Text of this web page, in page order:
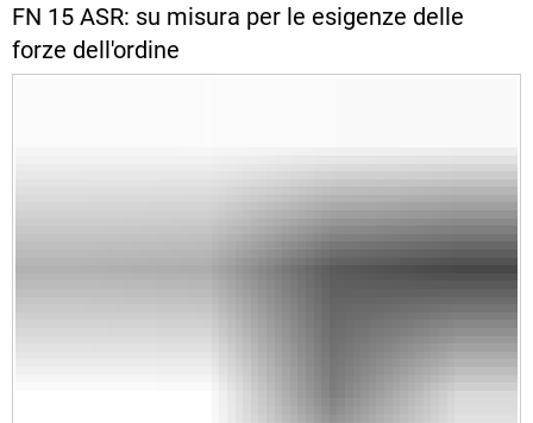
FN 15 ASR: su misura per le esigenze delle
forze dell'ordine